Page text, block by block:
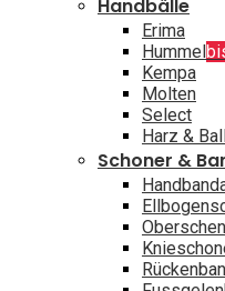
Handbälle
Erima
Hummel
Kempa
Molten
Select
Harz &
Schoner &